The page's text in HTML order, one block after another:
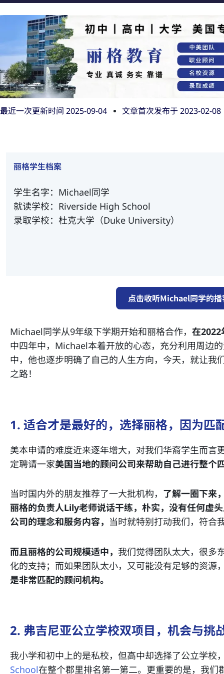
最近一次更新时间 2025-09-04 文章首次发布于2023-02-08
丽格学生档案
学生名字：Michael同学
就读学校：Riverside High School
录取学校：杜克大学（Duke University）
点击收听Michael同学的
Michael同学从9年级下学期开始和丽格合作， 在2022
中四年中，Michael本着开放的心态，充分利用周边
中，他也逐步明确了自己的人生方向，今天，就让我
之路！
1. 适合才是最好的，选择丽格，因为匹
美本申请的难度近来逐年增大，对我们华裔学生而言
定聘请一家美国当地的顾问公司来帮助自己进行整个
当时国内外的朋友推荐了一大批机构， 了解一圈下来
丽格的负责人Lily老师说话干练，朴实，没有任何虚
公司的理念和服务内容， 当时就特别打动我们，符合
而且丽格的公司规模适中， 我们觉得团队太大，很多
化的支持；而如果团队太小，又可能没有足够的资源
是非常匹配的顾问机构。
2. 弗吉尼亚公立学校双项目，机会与挑
我小学和初中上的是私校，但高中却选择了公立学校
School在整个郡里排名第一第二。更重要的是，我